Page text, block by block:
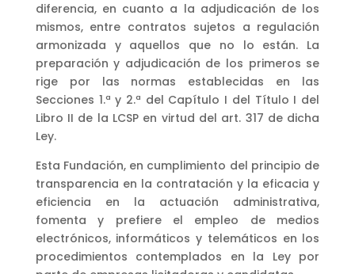
diferencia, en cuanto a la adjudicación de los
mismos, entre contratos sujetos a regulación
armonizada y aquellos que no lo están. La
preparación y adjudicación de los primeros se
rige por las normas establecidas en las
Secciones 1.ª y 2.ª del Capítulo I del Título I del
Libro II de la LCSP en virtud del art. 317 de dicha
Ley.
Esta Fundación, en cumplimiento del principio de
transparencia en la contratación y la eficacia y
eficiencia en la actuación administrativa,
fomenta y prefiere el empleo de medios
electrónicos, informáticos y telemáticos en los
procedimientos contemplados en la Ley por